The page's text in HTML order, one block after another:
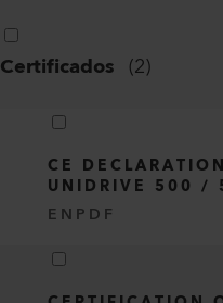
Certificados (2)
CE
UNIDRIVE 500 /
EN PDF